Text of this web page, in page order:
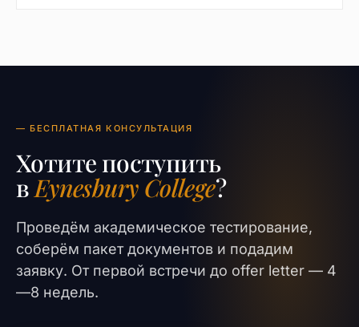
— БЕСПЛАТНАЯ КОНСУЛЬТАЦИЯ
Хотите поступить
вEynesbury College?
Проведём академическое тестирование,
соберём пакет документов и подадим
заявку. От первой встречи до offer letter — 4
—8 недель.